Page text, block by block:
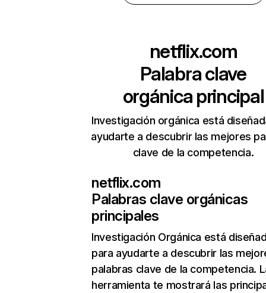
netflix.com
Palabra clave
orgánica principal
Investigación orgánica está
ayudarte a descubrir las mejores
clave de la competencia.
netflix.com
Palabras clave orgánicas
principales
Investigación Orgánica está
para ayudarte a descubrir las
palabras clave de la competencia.
herramienta te mostrará las